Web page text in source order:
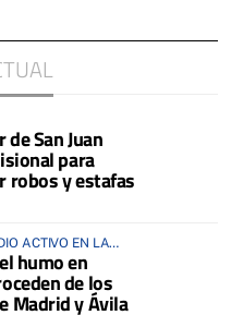
San Juan
para
robos y estafas
ACTIVO EN LA
humo en
de los
Madrid y Ávila